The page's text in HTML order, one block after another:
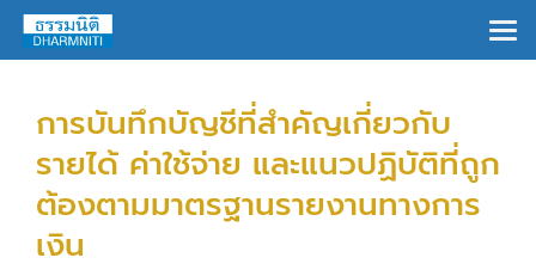
การบันทึกบัญชีที่สำคัญเกี่ยวกับ
รายได้ ค่าใช้จ่าย และแนวปฏิบัติที่ถูก
ต้องตามมาตรฐานรายงานทางการ
เงิน
×